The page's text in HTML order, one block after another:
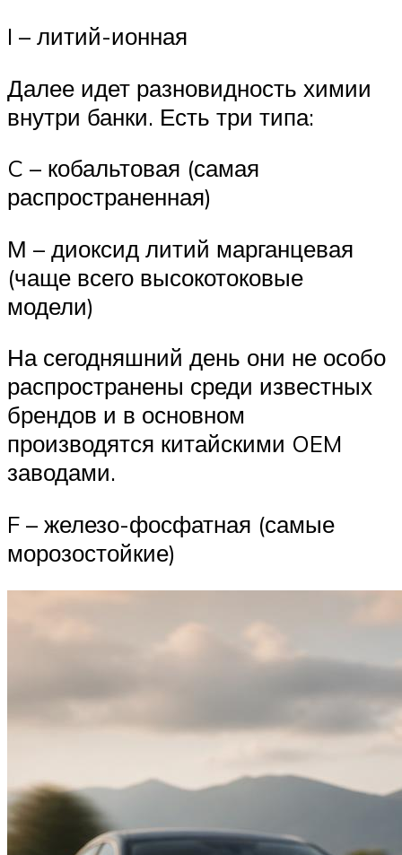
I – литий-ионная
Далее идет разновидность химии
внутри банки. Есть три типа:
C – кобальтовая (самая
распространенная)
М – диоксид литий марганцевая
(чаще всего высокотоковые
модели)
На сегодняшний день они не особо
распространены среди известных
брендов и в основном
производятся китайскими OEM
заводами.
F – железо-фосфатная (самые
морозостойкие)